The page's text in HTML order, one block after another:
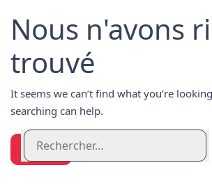
Nous n'avons
trouvé
It seems we can’t find what you’re
searching can help.
Search for: